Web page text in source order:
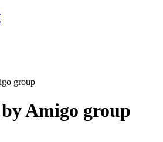
group
Amigo group